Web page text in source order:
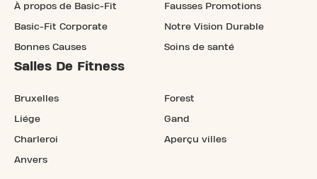
À propos de Basic-Fit
Basic-Fit Corporate
Bonnes Causes
Fausses Promotions
Notre Vision Durable
Soins de santé
Salles De Fitness
Bruxelles
Liége
Charleroi
Anvers
Forest
Gand
Aperçu villes